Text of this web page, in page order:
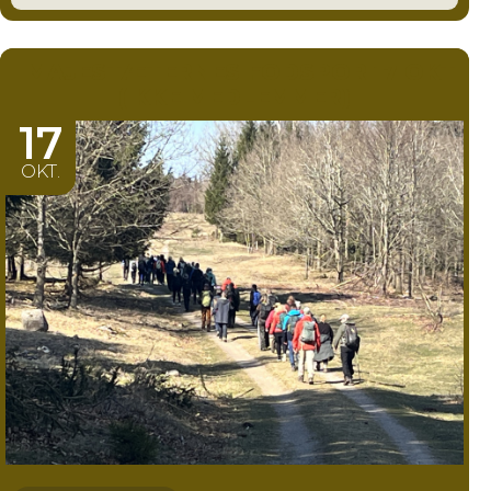
17
OKT.